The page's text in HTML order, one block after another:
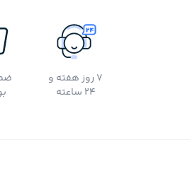
7 روز هفته و
24 ساعته